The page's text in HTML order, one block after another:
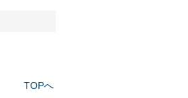
TOPへ